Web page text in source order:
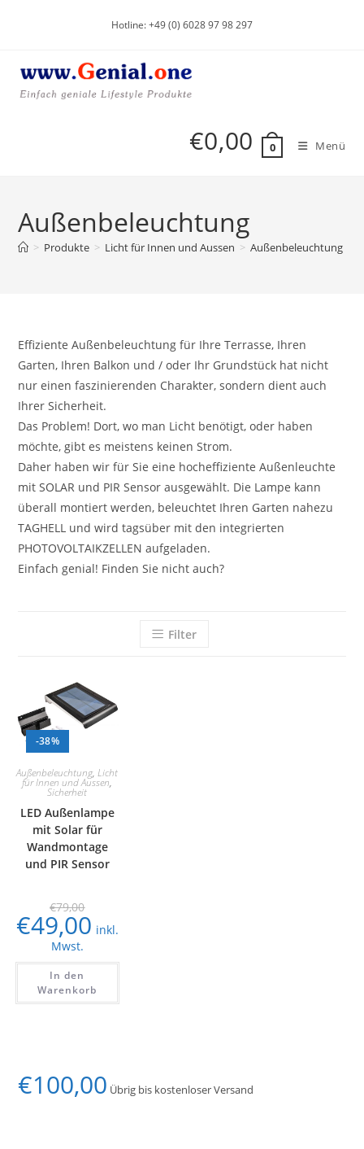
Hotline: +49 (0) 6028 97 98 297
€0,00 0 Menü
Außenbeleuchtung
> Produkte > Licht für Innen und Aussen > Außenbeleuchtung
Effiziente Außenbeleuchtung für Ihre Terrasse, Ihren
Garten, Ihren Balkon und / oder Ihr Grundstück hat nicht
nur einen faszinierenden Charakter, sondern dient auch
Ihrer Sicherheit.
Das Problem! Dort, wo man Licht benötigt, oder haben
möchte, gibt es meistens keinen Strom.
Daher haben wir für Sie eine hocheffiziente Außenleuchte
mit SOLAR und PIR Sensor ausgewählt. Die Lampe kann
überall montiert werden, beleuchtet Ihren Garten nahezu
TAGHELL und wird tagsüber mit den integrierten
PHOTOVOLTAIKZELLEN aufgeladen.
Einfach genial! Finden Sie nicht auch?
Filter
-38%
Außenbeleuchtung,Licht
für Innen und Aussen,
Sicherheit
LED Außenlampe
mit Solar für
Wandmontage
und PIR Sensor
€79,00
€49,00 inkl.
Mwst.
In den
Warenkorb
€100,00 Übrig bis kostenloser Versand